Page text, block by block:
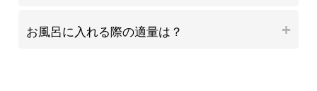
お風呂に入れる際の適量は？